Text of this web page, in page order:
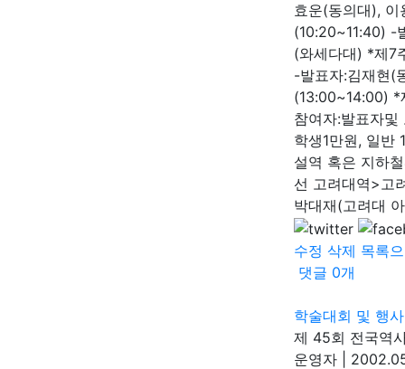
효운(동의대),
(10:20~11:40) -
(와세다대) *제7
-발표자:김재현(
(13:00~14:00) *
참여자:발표자
학생1만원, 일반
설역 혹은 지하
선 고려대역>고
박대재(고려대
수정 삭제 목록
댓글 0개
학술대회 및 행사
제 45회 전국역
운영자